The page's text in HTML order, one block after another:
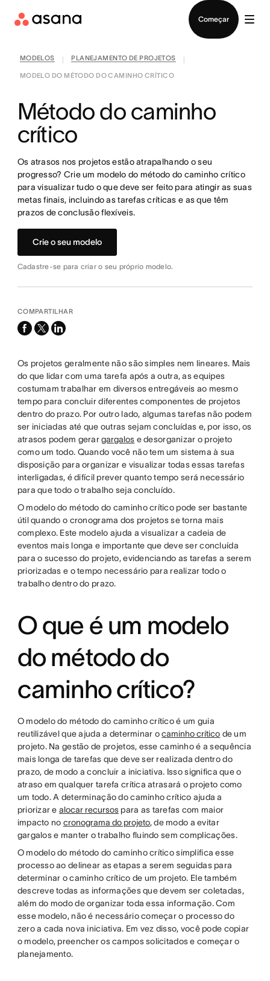
Começar
MODELOS PLANEJAMENTO DE PROJETOS
MODELO DO MÉTODO DO CAMINHO CRÍTICO
Método do caminho
crítico
Os atrasos nos projetos estão atrapalhando o seu
progresso? Crie um modelo do método do caminho crítico
para visualizar tudo o que deve ser feito para atingir as suas
metas finais, incluindo as tarefas críticas e as que têm
prazos de conclusão flexíveis.
Crie o seu modelo
Cadastre-se para criar o seu próprio modelo.
COMPARTILHAR
facebook
x-
linkedin
Os projetos geralmente não são simples nem lineares. Mais
do que lidar com uma tarefa após a outra, as equipes
costumam trabalhar em diversos entregáveis ao mesmo
tempo para concluir diferentes componentes de projetos
dentro do prazo. Por outro lado, algumas tarefas não podem
ser iniciadas até que outras sejam concluídas e, por isso, os
atrasos podem gerargargalos e desorganizar o projeto
como um todo. Quando você não tem um sistema à sua
disposição para organizar e visualizar todas essas tarefas
interligadas, é difícil prever quanto tempo será necessário
para que todo o trabalho seja concluído.
O modelo do método do caminho crítico pode ser bastante
útil quando o cronograma dos projetos se torna mais
complexo. Este modelo ajuda a visualizar a cadeia de
eventos mais longa e importante que deve ser concluída
para o sucesso do projeto, evidenciando as tarefas a serem
priorizadas e o tempo necessário para realizar todo o
trabalho dentro do prazo.
O que é um modelo
do método do
caminho crítico?
O modelo do método do caminho crítico é um guia
reutilizável que ajuda a determinar ocaminho crítico de um
projeto. Na gestão de projetos, esse caminho é a sequência
mais longa de tarefas que deve ser realizada dentro do
prazo, de modo a concluir a iniciativa. Isso significa que o
atraso em qualquer tarefa crítica atrasará o projeto como
um todo. A determinação do caminho crítico ajuda a
priorizar ealocar recursos para as tarefas com maior
impacto no cronograma do projeto, de modo a evitar
gargalos e manter o trabalho fluindo sem complicações.
O modelo do método do caminho crítico simplifica esse
processo ao delinear as etapas a serem seguidas para
determinar o caminho crítico de um projeto. Ele também
descreve todas as informações que devem ser coletadas,
além do modo de organizar toda essa informação. Com
esse modelo, não é necessário começar o processo do
zero a cada nova iniciativa. Em vez disso, você pode copiar
o modelo, preencher os campos solicitados e começar o
planejamento.